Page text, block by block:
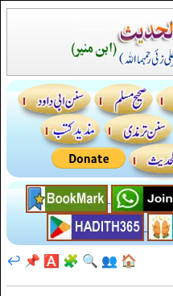
🏠
👥
🔍
🧩
🅰️
📌
↩️